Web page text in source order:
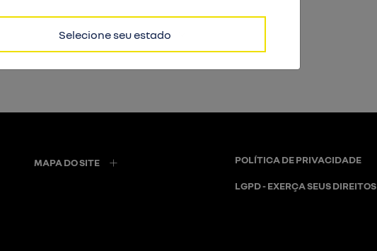
MAPA DO SITE POLÍTICA DE PRIVACIDADE
LGPD - EXERÇA SEUS DIREITOS
Selecione seu estado